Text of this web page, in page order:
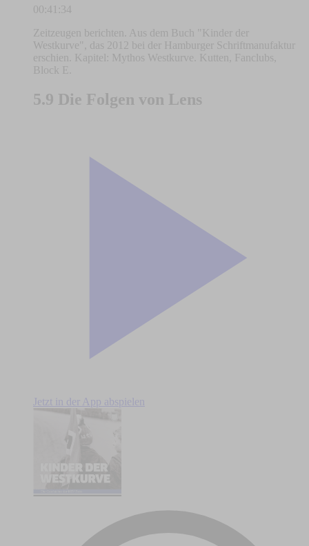
00:41:34
Zeitzeugen berichten. Aus dem Buch "Kinder der
Westkurve", das 2012 bei der Hamburger Schriftmanufaktur
erschien. Kapitel: Mythos Westkurve. Kutten, Fanclubs,
Block E.
5.9 Die Folgen von Lens
Jetzt in der App abspielen